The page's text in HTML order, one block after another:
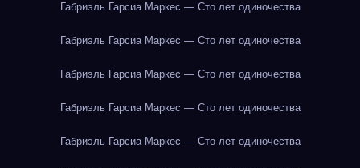
Габриэль Гарсиа Маркес — Сто лет одиночества
Габриэль Гарсиа Маркес — Сто лет одиночества
Габриэль Гарсиа Маркес — Сто лет одиночества
Габриэль Гарсиа Маркес — Сто лет одиночества
Габриэль Гарсиа Маркес — Сто лет одиночества